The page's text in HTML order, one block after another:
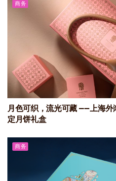
商务
月色可织，流光可藏 ——上海
定月饼礼盒
商务